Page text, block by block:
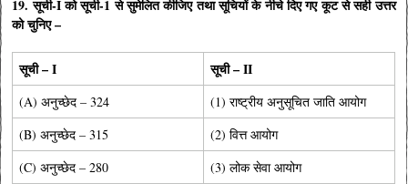
19. सूची-I को सूची-1 से सुमेलित कीजिए तथा सूचियों के नीचे दिए गए कूट से सही उत्तर
को चुनिए –
सूची – I सूची – II
(A) अनुच्छेद – 324
(1) राष्ट्रीय अनुसूचित जाति आयोग
(B) अनुच्छेद – 315
(2) वित्त आयोग
(C) अनुच्छेद – 280
(3) लोक सेवा आयोग